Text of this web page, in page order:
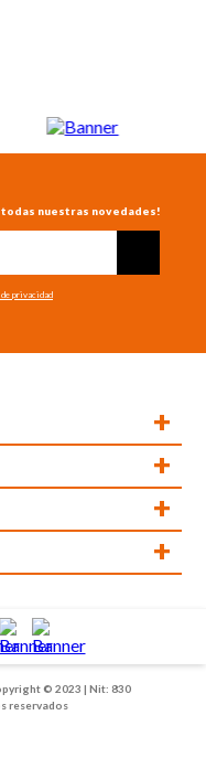
todas nuestras novedades!
privacidad
+
+
+
+
© 2023 | Nit: 830
reservados